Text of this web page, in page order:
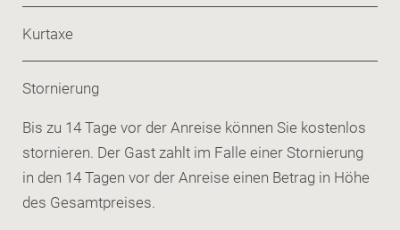
Kurtaxe
Stornierung
Bis zu 14 Tage vor der Anreise können Sie kostenlos
stornieren. Der Gast zahlt im Falle einer Stornierung
in den 14 Tagen vor der Anreise einen Betrag in Höhe
des Gesamtpreises.